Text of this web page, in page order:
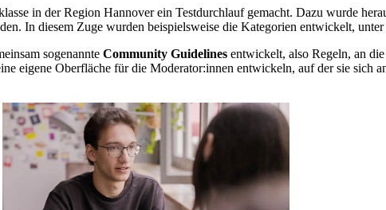
in der Re­gi­on Han­no­ver ein Test­durch­lauf ge­macht. Dazu wur­de
In die­sem Zuge wur­den bei­spiels­wei­se die Ka­te­go­rien ent­wi­ckelt,
so­ge­nann­te Com­mu­ni­ty Gui­de­lines ent­wi­ckelt, also Re­geln, an
ei­ge­ne Ober­flä­che für die Mo­de­ra­tor:in­nen ent­wi­ckeln, auf der sie sich